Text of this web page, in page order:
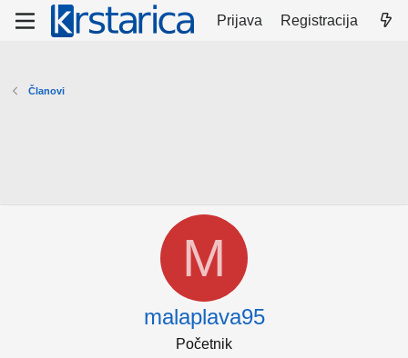
Prijava Registracija
Članovi
M
malaplava95
Početnik